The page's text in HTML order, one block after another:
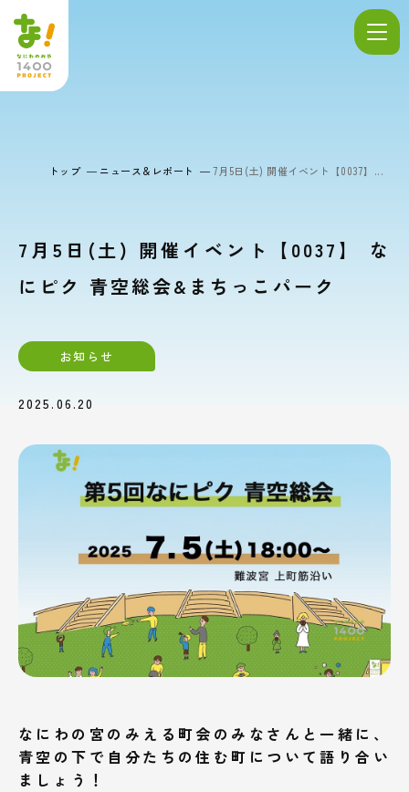
トップ ニュース＆レポート 7月5日(土) 開催イベント【0037】...
7月5日(土) 開催イベント【0037】 な
にピク 青空総会&まちっこパーク
お知らせ
2025.06.20
なにわの宮のみえる町会のみなさんと一緒に、
青空の下で自分たちの住む町について語り合い
ましょう！